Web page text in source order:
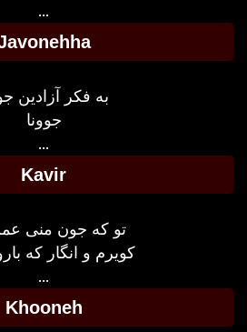
...
به فکر آزادین
جوونا
...
Kavir
تو که جون منی
کویرم و انگار که
...
Khooneh